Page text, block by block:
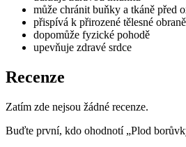
může chránit buňky a tkáně před
přispívá k přirozené tělesné
dopomůže fyzické pohodě
upevňuje zdravé srdce
Recenze
Zatím zde nejsou žádné recenze.
Buďte první, kdo ohodnotí „Plod